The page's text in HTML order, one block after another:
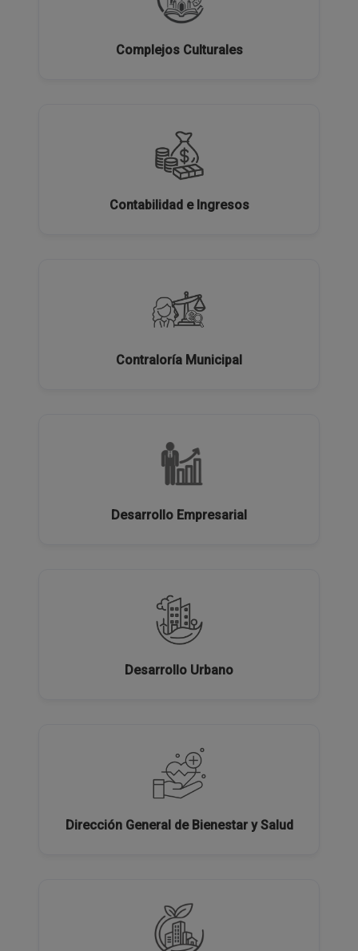
Complejos Culturales
Contabilidad e Ingresos
Contraloría Municipal
Desarrollo Empresarial
Desarrollo Urbano
Dirección General de Bienestar y Salud